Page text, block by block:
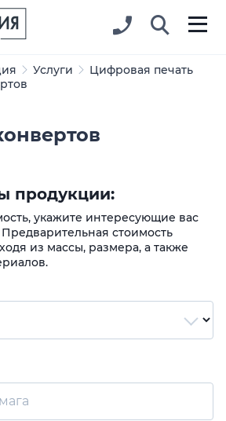
Услуги
Цифровая печать
продукции:
укажите интересующие вас
стоимость
из массы, размера, а также